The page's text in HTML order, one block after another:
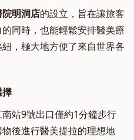
明洞店的設立，旨在讓旅客
同時，也能輕鬆安排醫美療
，極大地方便了來自世界各
擇
站9號出口僅約1分鐘步行
後進行醫美提拉的理想地